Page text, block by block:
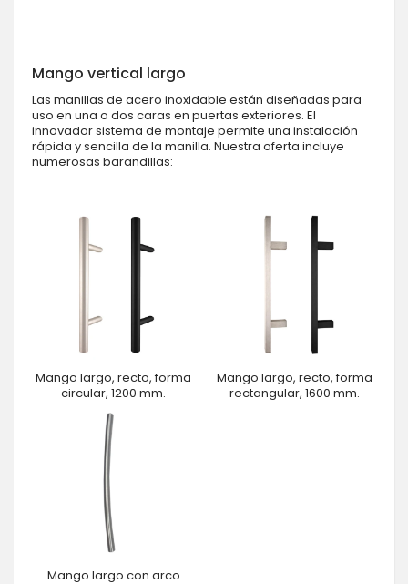
Mango vertical largo
Las manillas de acero inoxidable están diseñadas para
uso en una o dos caras en puertas exteriores. El
innovador sistema de montaje permite una instalación
rápida y sencilla de la manilla. Nuestra oferta incluye
numerosas barandillas:
Mango largo, recto, forma
circular, 1200 mm.
Mango largo, recto, forma
rectangular, 1600 mm.
Mango largo con arco